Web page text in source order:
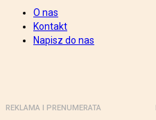
O nas
Kontakt
Napisz do nas
REKLAMA I PRENUMERATA